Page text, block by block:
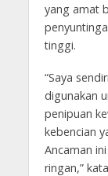
yang amat
tinggi.
“Saya
digunakan
penipuan
kebencian
Ancaman
ringan,”